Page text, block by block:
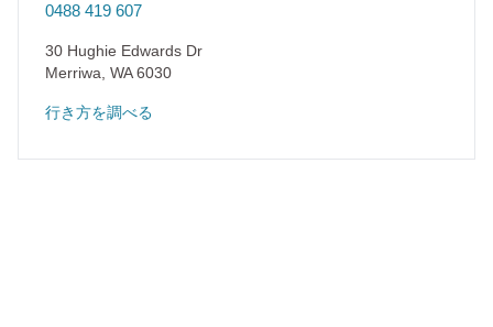
0488 419 607
30 Hughie Edwards Dr
Merriwa WA6030
行き方を調べる